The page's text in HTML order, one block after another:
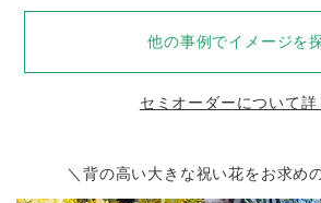
他の事例でイメージを
セミオーダーについて詳
＼背の高い大きな祝い花をお求め